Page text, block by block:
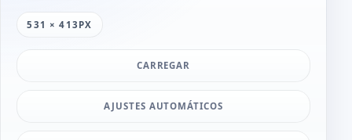
531 × 413PX
CARREGAR
AJUSTES AUTOMÁTICOS